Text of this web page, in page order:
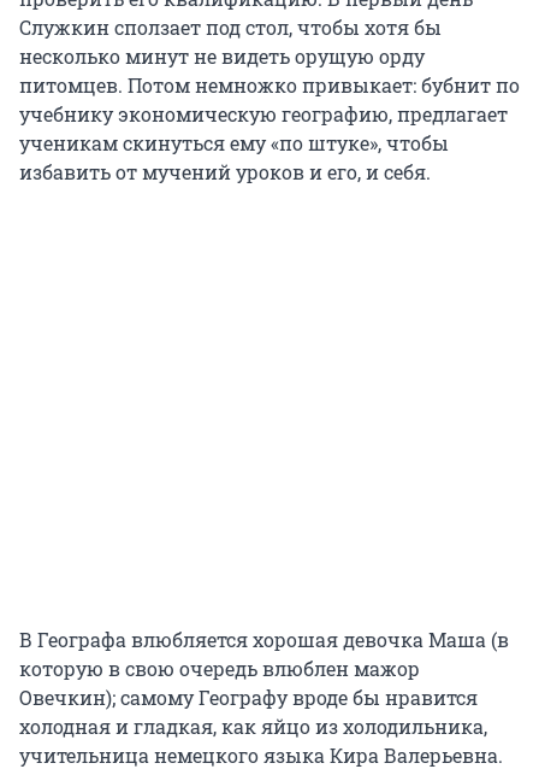
Служкин сползает под стол, чтобы хотя бы
несколько минут не видеть орущую орду
питомцев. Потом немножко привыкает: бубнит по
учебнику экономическую географию, предлагает
ученикам скинуться ему «по штуке», чтобы
избавить от мучений уроков и его, и себя.
В Географа влюбляется хорошая девочка Маша (в
которую в свою очередь влюблен мажор
Овечкин); самому Географу вроде бы нравится
холодная и гладкая, как яйцо из холодильника,
учительница немецкого языка Кира Валерьевна.